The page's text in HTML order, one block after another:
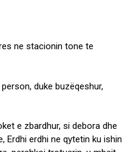
ne stacionin tone te
e zbardhur, si debora dhe
Erdhi erdhi ne qytetin ku ishin